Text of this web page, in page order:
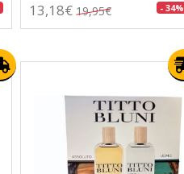
13,18€ 19,95€ - 34%